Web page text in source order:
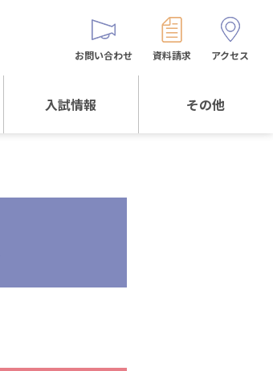
入試情報 その他
お問い合わせ 資料請求 アクセス